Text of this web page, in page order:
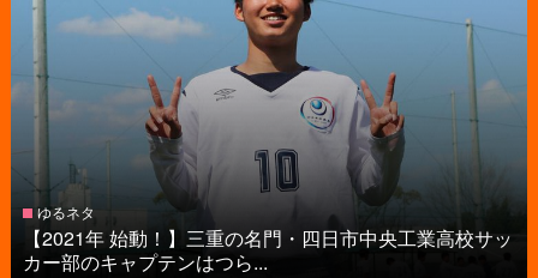
ゆるネタ
【2021年 始動！】三重の名門・四日市中央工業高校サッ
カー部のキャプテンはつら...